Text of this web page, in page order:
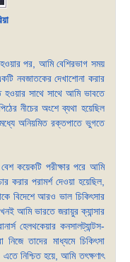
পর, আমি বেশিরভাগ সময়
নবজাতকের দেখাশোনা করার
হওয়ার সাথে সাথে আমি ভাবতে
নীচের অংশে ব্যথা হয়েছিল
অনিয়মিত রক্তপাতে ভুগতে
কয়েকটি পরীক্ষার পরে আমি
করার পরামর্শ দেওয়া হয়েছিল,
বিদেশে আরও ভাল চিকিৎসার
আমি ভারতে জরায়ুর ক্যান্সার
হেলথকেয়ার কনসালট্যান্টস-
তাদের মাধ্যমে চিকিৎসা
নিশ্চিত হয়ে, আমি তৎক্ষণাৎ